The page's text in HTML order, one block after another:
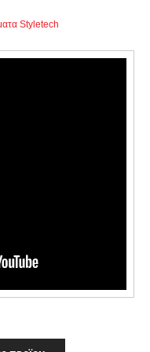
Styletech